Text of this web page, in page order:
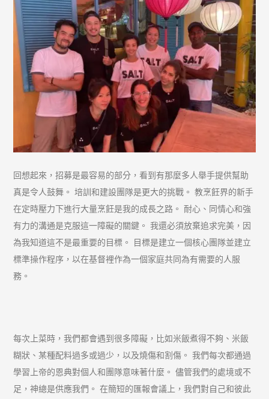
回想起來，招募是最容易的部分，看到有那麼多人舉手提供幫助
真是令人鼓舞。 培訓和建設團隊是更大的挑戰。 教烹飪界的新手
在定時壓力下進行大量烹飪是我的成長之路。 耐心、同情心和強
有力的溝通是克服這一障礙的關鍵。 我還必須放棄追求完美，因
為我知道這不是最重要的目標。 目標是建立一個核心團隊並建立
標準操作程序，以在基督裡作為一個家庭共同為有需要的人服
務。
每次上菜時，我們都會遇到很多障礙，比如米飯煮得不夠、米飯
糊狀、某種配料過多或過少，以及燒傷和割傷。 我們每次都通過
學習上帝的恩典對個人和團隊意味著什麼。 儘管我們的處境或不
足，神總是供應我們。 在簡短的匯報會議上，我們對自己和彼此